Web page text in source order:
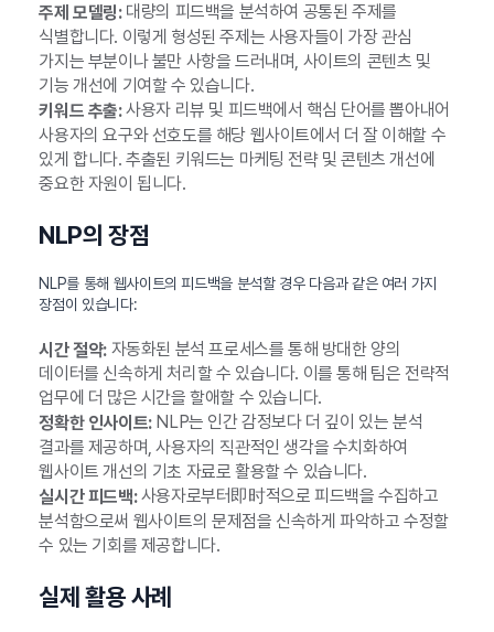
주제 모델링:대량의 피드백을 분석하여 공통된 주제를
식별합니다. 이렇게 형성된 주제는 사용자들이 가장 관심
가지는 부분이나 불만 사항을 드러내며, 사이트의 콘텐츠 및
기능 개선에 기여할 수 있습니다.
키워드 추출:사용자 리뷰 및 피드백에서 핵심 단어를 뽑아내어
사용자의 요구와 선호도를 해당 웹사이트에서 더 잘 이해할 수
있게 합니다. 추출된 키워드는 마케팅 전략 및 콘텐츠 개선에
중요한 자원이 됩니다.
NLP의 장점
NLP를 통해 웹사이트의 피드백을 분석할 경우 다음과 같은 여러 가지
장점이 있습니다:
시간 절약:자동화된 분석 프로세스를 통해 방대한 양의
데이터를 신속하게 처리할 수 있습니다. 이를 통해 팀은 전략적
업무에 더 많은 시간을 할애할 수 있습니다.
정확한 인사이트:NLP는 인간 감정보다 더 깊이 있는 분석
결과를 제공하며, 사용자의 직관적인 생각을 수치화하여
웹사이트 개선의 기초 자료로 활용할 수 있습니다.
실시간 피드백:사용자로부터即时적으로 피드백을 수집하고
분석함으로써 웹사이트의 문제점을 신속하게 파악하고 수정할
수 있는 기회를 제공합니다.
실제 활용 사례